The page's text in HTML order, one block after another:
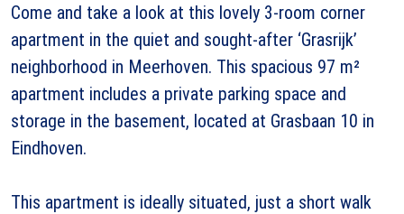
Come and take a look at this lovely 3-room corner
apartment in the quiet and sought-after ‘Grasrijk’
neighborhood in Meerhoven. This spacious 97 m²
apartment includes a private parking space and
storage in the basement, located at Grasbaan 10 in
Eindhoven.
This apartment is ideally situated, just a short walk